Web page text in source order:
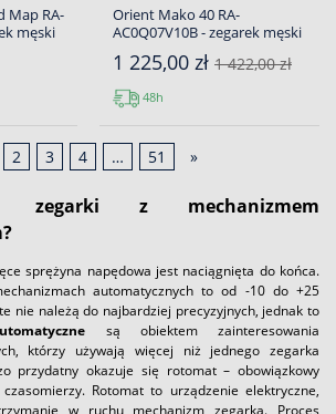
Map RA-
męski
Orient Mako 40 RA-
AC0Q07V10B - zegarek męski
1 225,00 zł 1 422,00 zł
48h
2 3 4 … 51 »
zegarki z mechanizmem
sprężyna napędowa jest naciągnięta do końca.
automatycznych to od -10 do +25
nie należą do najbardziej precyzyjnych, jednak to
są obiektem zainteresowania
którzy używają więcej niż jednego zegarka
przydatny okazuje się rotomat – obowiązkowy
Rotomat to urządzenie elektryczne,
w ruchu mechanizm zegarka. Proces